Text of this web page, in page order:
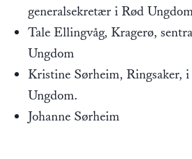
generalsekretær i Rød
Tale Ellingvåg, Kragerø,
Ungdom
Kristine Sørheim, Ringsaker,
Ungdom.
Johanne Sørheim